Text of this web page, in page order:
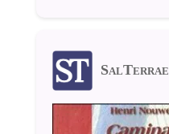
SalTerrae